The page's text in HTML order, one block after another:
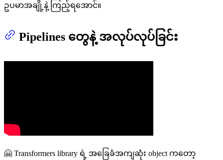
ဥပမာအချို့နဲ့ ကြည့်ရအောင်။
Pipelines တွေနဲ့ အလုပ်လုပ်ခြင်း
🤗 Transformers library ရဲ့ အခြေခံအကျဆုံး object ကတော့